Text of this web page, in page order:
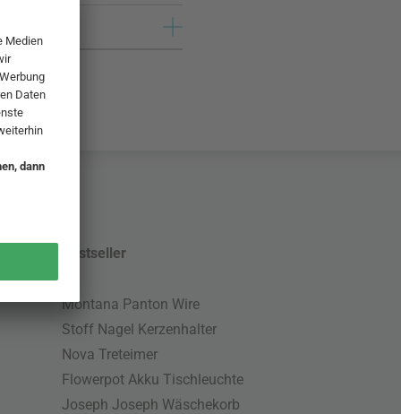
Bestseller
Montana Panton Wire
Stoff Nagel Kerzenhalter
Nova Treteimer
Flowerpot Akku Tischleuchte
Joseph Joseph Wäschekorb